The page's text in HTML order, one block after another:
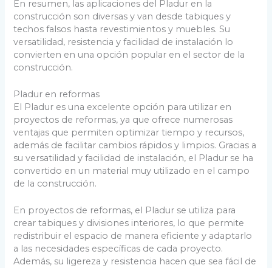
En resumen, las aplicaciones del Pladur en la
construcción son diversas y van desde tabiques y
techos falsos hasta revestimientos y muebles. Su
versatilidad, resistencia y facilidad de instalación lo
convierten en una opción popular en el sector de la
construcción.
Pladur en reformas
El Pladur es una excelente opción para utilizar en
proyectos de reformas, ya que ofrece numerosas
ventajas que permiten optimizar tiempo y recursos,
además de facilitar cambios rápidos y limpios. Gracias a
su versatilidad y facilidad de instalación, el Pladur se ha
convertido en un material muy utilizado en el campo
de la construcción.
En proyectos de reformas, el Pladur se utiliza para
crear tabiques y divisiones interiores, lo que permite
redistribuir el espacio de manera eficiente y adaptarlo
a las necesidades específicas de cada proyecto.
Además, su ligereza y resistencia hacen que sea fácil de